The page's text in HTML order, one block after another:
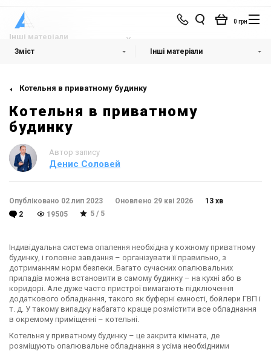
0 грн
Інші матеріали
Зміст Інші матеріали
Котельня в приватному будинку
Котельня в приватному
будинку
Автор запису
Денис Соловей
Опубліковано 02 лип 2023 Оновлено 29 кві 2026
13 хв
2
19505 5 / 5
Індивідуальна система опалення необхідна у кожному приватному
будинку, і головне завдання – організувати її правильно, з
дотриманням норм безпеки. Багато сучасних опалювальних
приладів можна встановити в самому будинку – на кухні або в
коридорі. Але дуже часто пристрої вимагають підключення
додаткового обладнання, такого як буферні ємності, бойлери ГВП і
т. д. У такому випадку набагато краще розмістити все обладнання
в окремому приміщенні – котельні.
Котельня у приватному будинку – це закрита кімната, де
розміщують опалювальне обладнання з усіма необхідними